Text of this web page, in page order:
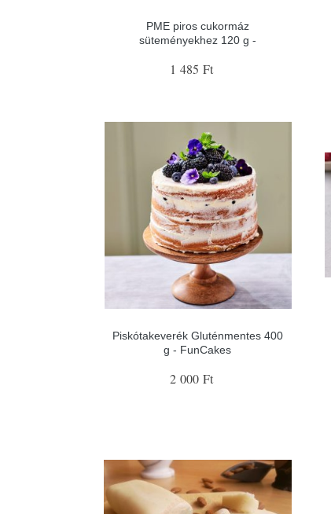
PME piros cukormáz
süteményekhez 120 g -
1 485 Ft
Piskótakeverék Gluténmentes 400
g - FunCakes
2 000 Ft